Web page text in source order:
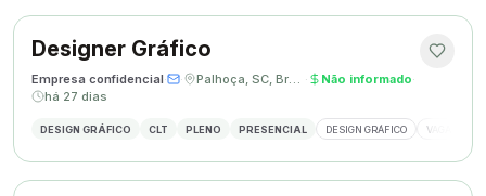
Designer Gráfico
Empresa confidencial· · Palhoça, SC, Brasil · Não informado·
há 27 dias
DESIGN GRÁFICO CLT PLENO PRESENCIAL DESIGN GRÁFICO VAGA